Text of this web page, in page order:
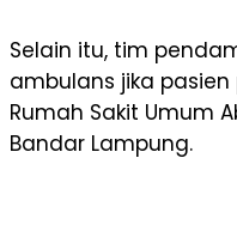
Selain itu, tim
ambulans jika pasien
Rumah Sakit Umum
Bandar Lampung.